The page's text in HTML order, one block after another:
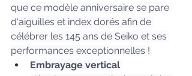
que ce modèle anniversaire se pare
d'aiguilles et index dorés afin de
célébrer les 145 ans de Seiko et ses
performances exceptionnelles !
Embrayage vertical